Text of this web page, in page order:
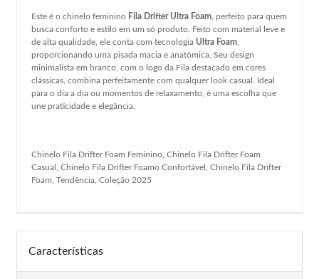
Este é o chinelo feminino Fila Drifter Ultra Foam , perfeito para quem
busca conforto e estilo em um só produto. Feito com material leve e
de alta qualidade, ele conta com tecnologia Ultra Foam
proporcionando uma pisada macia e anatômica. Seu design
minimalista em branco, com o logo da Fila destacado em cores
clássicas, combina perfeitamente com qualquer look casual. Ideal
para o dia a dia ou momentos de relaxamento, é uma escolha que
une praticidade e elegância.
Chinelo Fila Drifter Foam Feminino, Chinelo Fila Drifter Foam
Casual, Chinelo Fila Drifter Foamo Confortável, Chinelo Fila Drifter
Foam, Tendência, Coleção 2025
Características